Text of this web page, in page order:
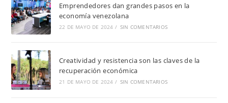
Emprendedores dan grandes pasos en la
economía venezolana
22 DE MAYO DE 2024 / SIN COMENTARIOS
Creatividad y resistencia son las claves de la
recuperación económica
21 DE MAYO DE 2024 / SIN COMENTARIOS